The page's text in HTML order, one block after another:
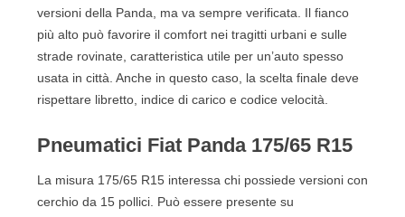
versioni della Panda, ma va sempre verificata. Il fianco
più alto può favorire il comfort nei tragitti urbani e sulle
strade rovinate, caratteristica utile per un’auto spesso
usata in città. Anche in questo caso, la scelta finale deve
rispettare libretto, indice di carico e codice velocità.
Pneumatici Fiat Panda 175/65 R15
La misura 175/65 R15 interessa chi possiede versioni con
cerchio da 15 pollici. Può essere presente su